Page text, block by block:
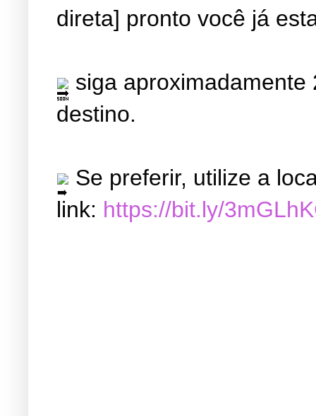
direta] pronto você já
siga
destino.
Se preferir, utilize a
link: https://bit.ly/